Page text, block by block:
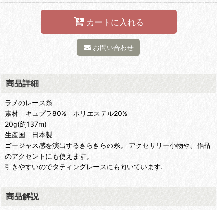
カートに入れる
お問い合わせ
商品詳細
ラメのレース糸
素材 キュプラ80% ポリエステル20%
20g(約137m)
生産国 日本製
ゴージャス感を演出するきらきらの糸。 アクセサリー小物や、作品
のアクセントにも使えます。
引きやすいのでタティングレースにも向いています.
商品解説